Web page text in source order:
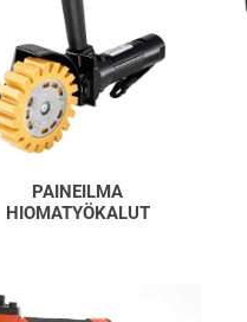
PAINEILMA
HIOMATYÖKALUT